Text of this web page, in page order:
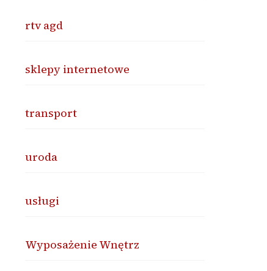
rtv agd
sklepy internetowe
transport
uroda
usługi
Wyposażenie Wnętrz